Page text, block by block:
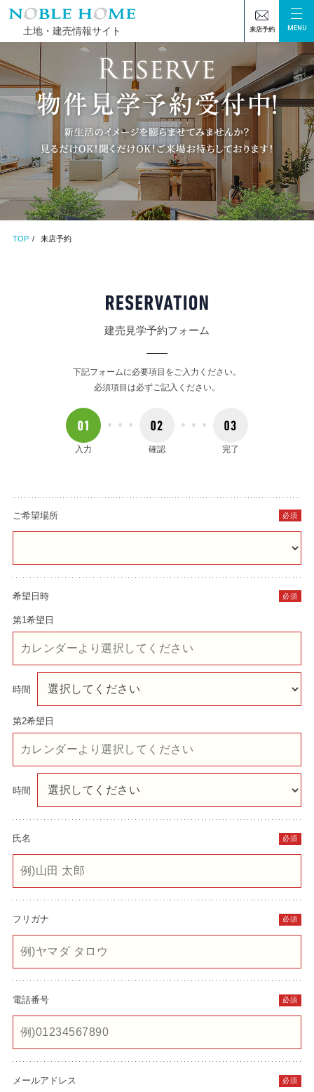
土地・建売情報サイト 来店予約 MENU
TOP 来店予約
建売見学予約フォーム
下記フォームに必要項目をご入力ください。
必須項目は必ずご記入ください。
入力 確認 完了
ご希望場所 必須
希望日時 必須
第1希望日
時間
第2希望日
時間
氏名 必須
フリガナ 必須
電話番号 必須
メールアドレス 必須